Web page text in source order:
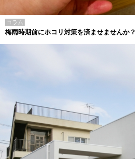
コラム
梅雨時期前にホコリ対策を済ませませんか？